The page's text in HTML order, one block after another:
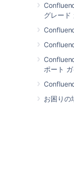
グレード
ポート ガ
お困りの
か?
関連コンテ